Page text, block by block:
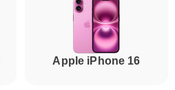
Apple iPhone 16